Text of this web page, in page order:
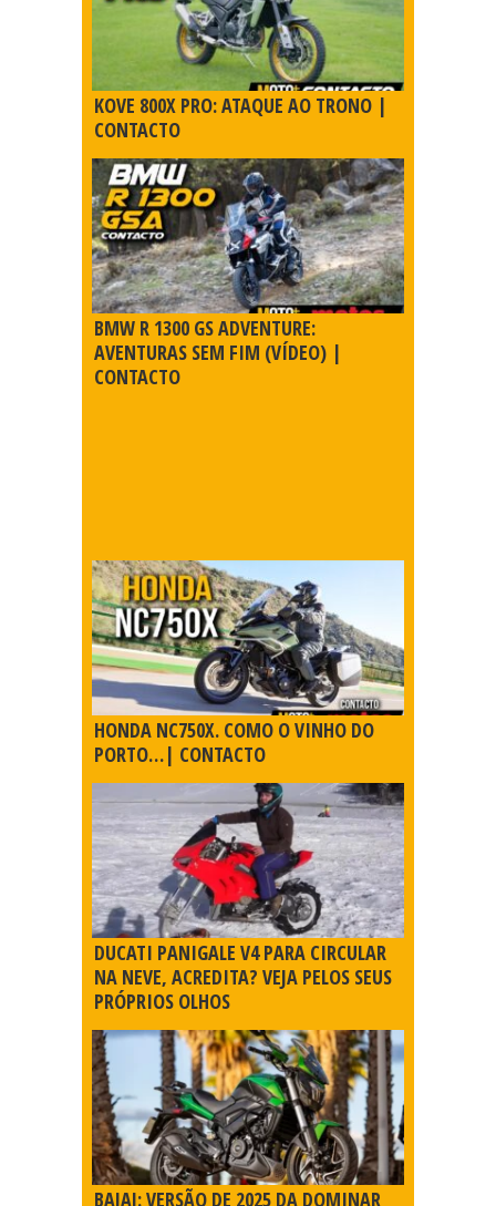
KOVE 800X PRO: ATAQUE AO TRONO |
CONTACTO
BMW R 1300 GS ADVENTURE:
AVENTURAS SEM FIM (VÍDEO) |
CONTACTO
HONDA NC750X. COMO O VINHO DO
PORTO…| CONTACTO
DUCATI PANIGALE V4 PARA CIRCULAR
NA NEVE, ACREDITA? VEJA PELOS SEUS
PRÓPRIOS OLHOS
BAJAJ: VERSÃO DE 2025 DA DOMINAR